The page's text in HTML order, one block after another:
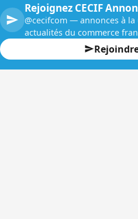
Rejoignez CECIF
@cecifcom — annonces à
actualités du commerce